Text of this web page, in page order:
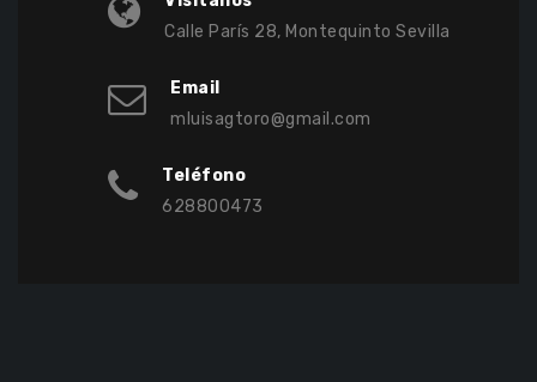
Calle París 28, Montequinto Sevilla
Email
mluisagtoro@gmail.com
Teléfono
628800473